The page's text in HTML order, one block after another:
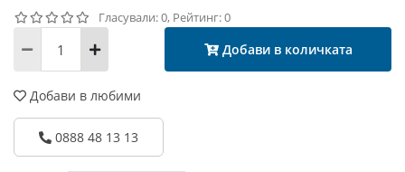
Гласували: 0, Рейтинг: 0
Добави в количката
Добави в любими
0888 48 13 13